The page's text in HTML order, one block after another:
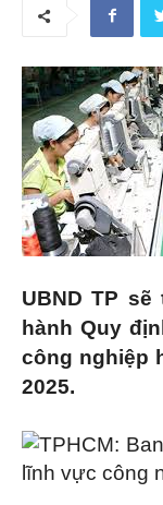
UBND TP
hành Quy
công nghiệp
2025.